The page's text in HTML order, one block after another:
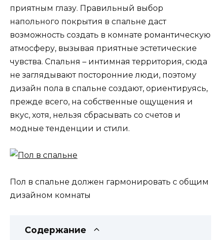
приятным глазу. Правильный выбор
напольного покрытия в спальне даст
возможность создать в комнате романтическую
атмосферу, вызывая приятные эстетические
чувства. Спальня – интимная территория, сюда
не заглядывают посторонние люди, поэтому
дизайн пола в спальне создают, ориентируясь,
прежде всего, на собственные ощущения и
вкус, хотя, нельзя сбрасывать со счетов и
модные тенденции и стили.
Пол в спальне должен гармонировать с общим
дизайном комнаты
Содержание